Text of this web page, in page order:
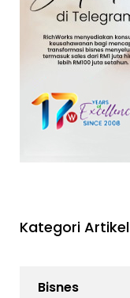
Kategori Artikel
Bisnes